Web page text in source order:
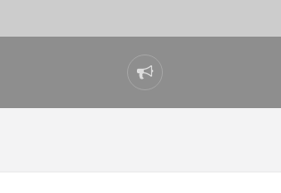
Reportar
problema